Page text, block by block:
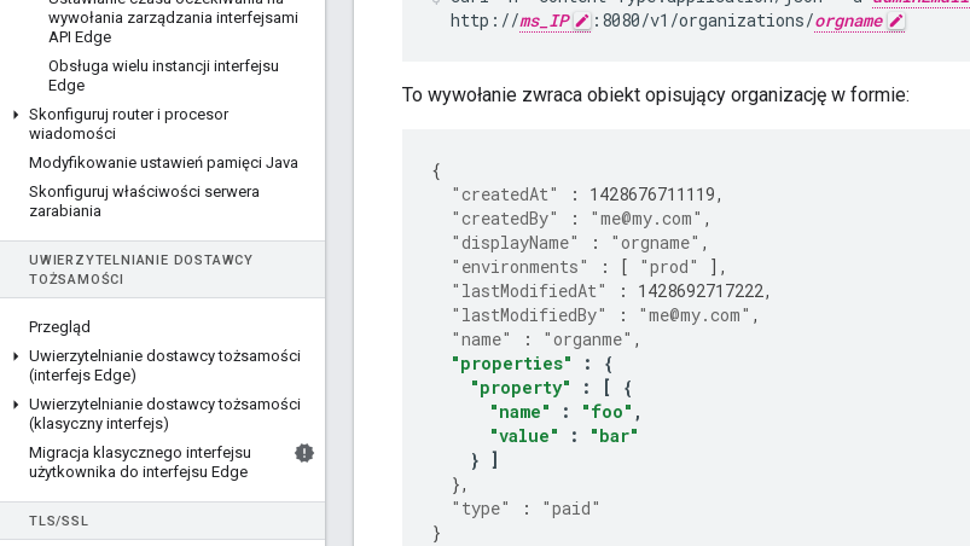
wywołania zarządzania interfejsami
API Edge
Obsługa wielu instancji interfejsu
Edge
Skonfiguruj router i procesor
wiadomości
Modyfikowanie ustawień pamięci Java
Skonfiguruj właściwości serwera
zarabiania
UWIERZYTELNIANIE DOSTAWCY
TOŻSAMOŚCI
Przegląd
Uwierzytelnianie dostawcy tożsamości
(interfejs Edge)
Uwierzytelnianie dostawcy tożsamości
(klasyczny interfejs)
Migracja klasycznego interfejsu
użytkownika do interfejsu Edge
TLS/SSL
  http://
ms_IP :8080/v1/organizations/orgname
To wywołanie zwraca obiekt opisujący organizację w formie:
{
"createdAt"
: 1428676711119,
"createdBy"
: "me@my.com" ,
"displayName"
: "orgname" ,
"environments"
: [ "prod"
],
"lastModifiedAt"
: 1428692717222,
"lastModifiedBy"
: "me@my.com" ,
"name"
: "organme" ,
"properties"
:
{
"property"
: [
{
"name"
: "foo" ,
"value"
:
"bar"
} ]
},
"type"
:
"paid"
}